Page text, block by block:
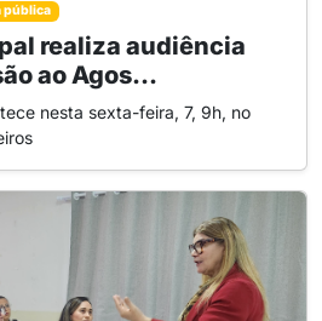
pública
realiza audiência
ao Agos...
nesta sexta-feira, 7, 9h, no